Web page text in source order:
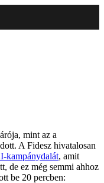
mint az a
A Fidesz hivatalosan
kampánydalát, amit
de ez még semmi ahhoz
be 20 percben: